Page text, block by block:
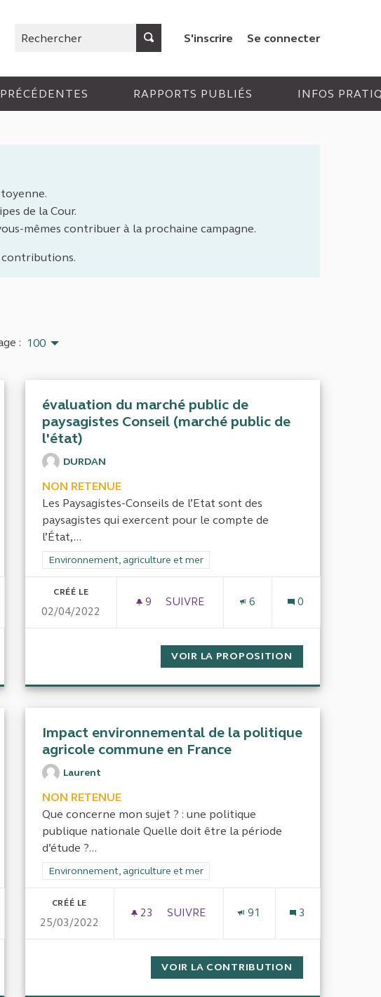
Rechercher S'inscrire Se connecter
RAPPORTS PUBLIÉS INFOS
de la Cour.
mêmes contribuer à la prochaine campagne.
contributions.
: 100
et mer
ET FINANCEMENTS DES AGENCES DE L'EAU SUR LES
EST L'IMPACT DES POLITIQUES ET FINANCEMENTS DES AGENCES DE
évaluation du marché public de
paysagistes Conseil (marché public de
l'état)
DURDAN
NON RETENUE
Les Paysagistes-Conseils de l’Etat sont des
paysagistes qui exercent pour le compte de
l’État,...
Filtrer les résultats de la catégorie : Environnement, agriculture et mer
Environnement, agriculture et mer
CRÉÉ LE
02/04/2022
9 9 ABONNÉS
SUIVRE 6 0
VOIR LA PROPOSITION
et mer
MEZENC LOIRE MEYGAL
DE COMMUNES MEZENC LOIRE MEYGAL
Impact environnemental de la politique
agricole commune en France
Laurent
NON RETENUE
Que concerne mon sujet ? : une politique
publique nationale Quelle doit être la période
d’étude ?...
Filtrer les résultats de la catégorie : Environnement, agriculture et mer
Environnement, agriculture et mer
CRÉÉ LE
25/03/2022
23 23 ABONNÉS
SUIVRE
91 3
VOIR LA CONTRIBUTION